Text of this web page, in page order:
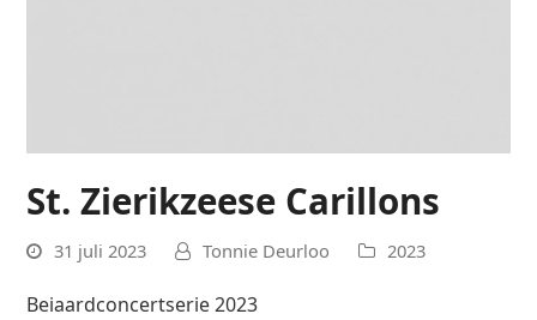
St. Zierikzeese Carillons
31 juli 2023 Tonnie Deurloo 2023
Beiaardconcertserie 2023